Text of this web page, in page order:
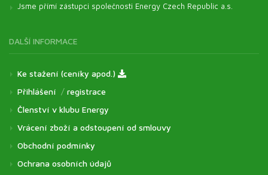
Jsme přímí zástupci společnosti Energy Czech Republic a.s.
DALŠÍ INFORMACE
Ke stažení (ceníky apod.)
Přihlášení / registrace
Členství v klubu Energy
Vrácení zboží a odstoupení od smlouvy
Obchodní podmínky
Ochrana osobních údajů